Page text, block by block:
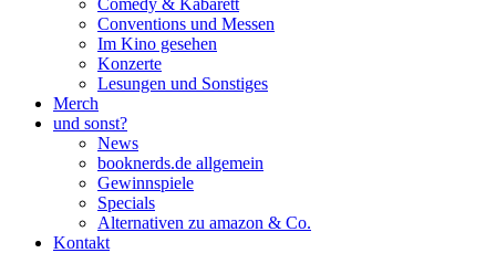
Comedy & Kabarett
Conventions und Messen
Im Kino gesehen
Konzerte
Lesungen und Sonstiges
Merch
und sonst?
News
booknerds.de allgemein
Gewinnspiele
Specials
Alternativen zu amazon & Co.
Kontakt